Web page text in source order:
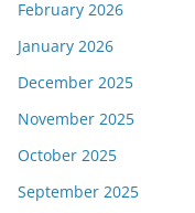
February 2026
January 2026
December 2025
November 2025
October 2025
September 2025